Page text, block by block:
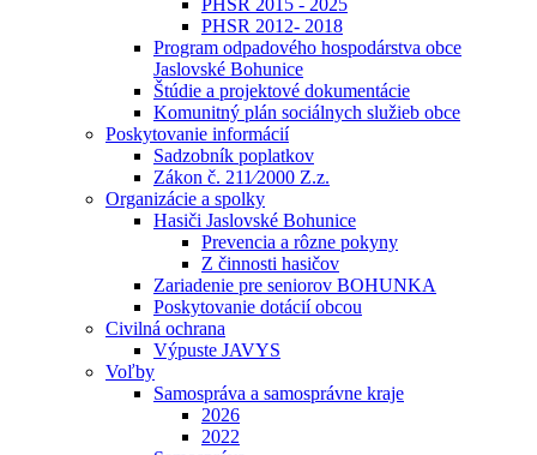
PHSR 2015 - 2025
PHSR 2012- 2018
Program odpadového hospodárstva obce
Jaslovské Bohunice
Štúdie a projektové dokumentácie
Komunitný plán sociálnych služieb obce
Poskytovanie informácií
Sadzobník poplatkov
Zákon č. 211⁄2000 Z.z.
Organizácie a spolky
Hasiči Jaslovské Bohunice
Prevencia a rôzne pokyny
Z činnosti hasičov
Zariadenie pre seniorov BOHUNKA
Poskytovanie dotácií obcou
Civilná ochrana
Výpuste JAVYS
Voľby
Samospráva a samosprávne kraje
2026
2022